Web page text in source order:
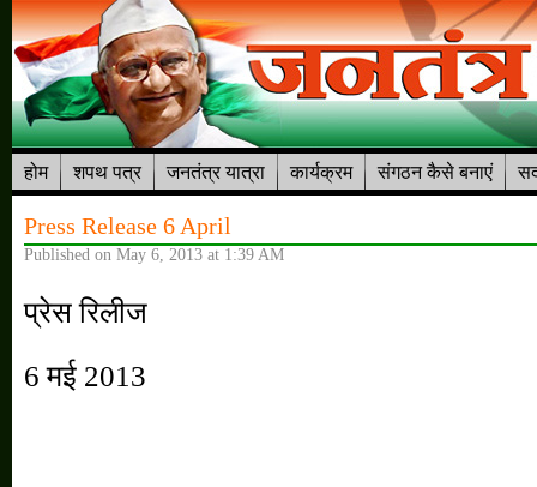
होम शपथ पत्र जनतंत्र यात्रा कार्यक्रम संगठन कैसे बनाएं
Press Release 6 April
Published on May 6, 2013 at 1:39 AM
प्रेस रिलीज
6 मई 2013